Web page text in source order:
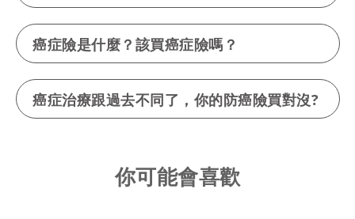
癌症險是什麼？該買癌症險嗎？
癌症治療跟過去不同了，你的防癌險買對沒?
你可能會喜歡